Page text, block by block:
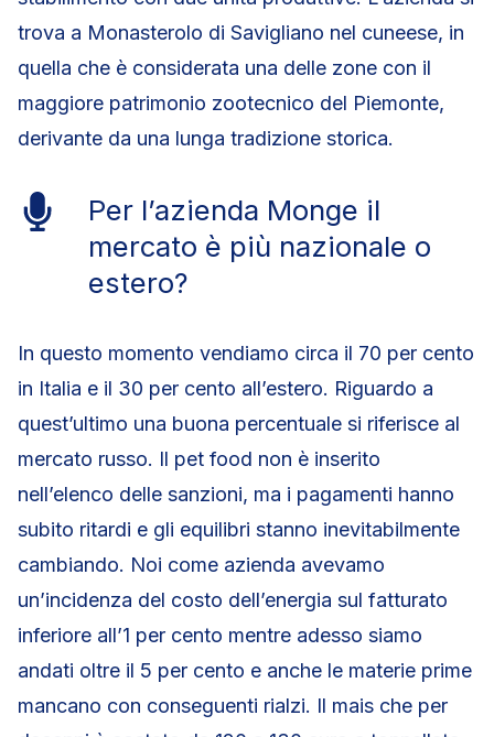
trova a Monasterolo di Savigliano nel cuneese, in
quella che è considerata una delle zone con il
maggiore patrimonio zootecnico del Piemonte,
derivante da una lunga tradizione storica.
Per l’azienda Monge il
mercato è più nazionale o
estero?
In questo momento vendiamo circa il 70 per cento
in Italia e il 30 per cento all’estero. Riguardo a
quest’ultimo una buona percentuale si riferisce al
mercato russo. Il pet food non è inserito
nell’elenco delle sanzioni, ma i pagamenti hanno
subito ritardi e gli equilibri stanno inevitabilmente
cambiando. Noi come azienda avevamo
un’incidenza del costo dell’energia sul fatturato
inferiore all’1 per cento mentre adesso siamo
andati oltre il 5 per cento e anche le materie prime
mancano con conseguenti rialzi. Il mais che per